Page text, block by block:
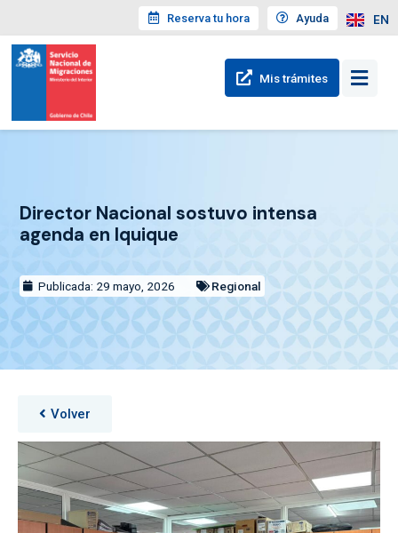
Reserva tu hora Ayuda EN
Mis trámites
Director Nacional sostuvo intensa
agenda en Iquique
Publicada: 29 mayo, 2026 Regional
Volver